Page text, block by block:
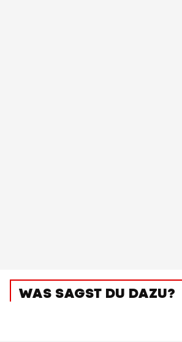
WAS SAGST DU DAZU?